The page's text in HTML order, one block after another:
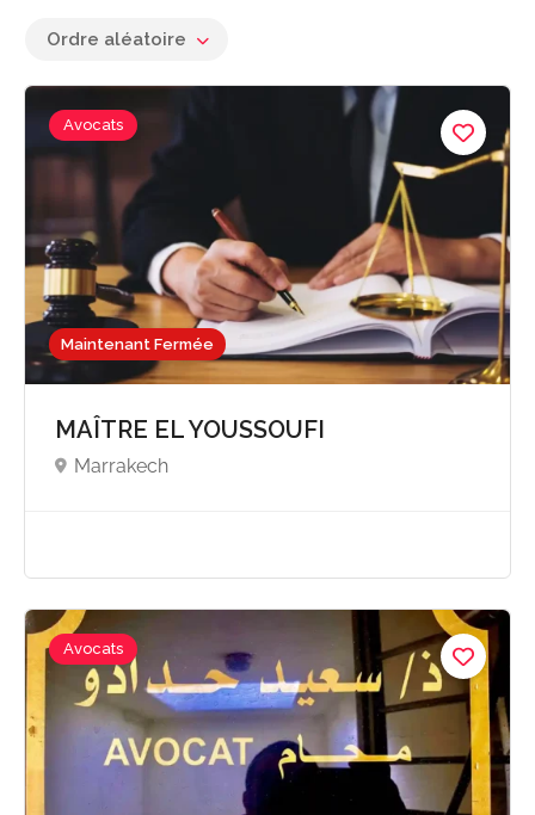
Ordre aléatoire
Maintenant Fermée
Avocats
MAÎTRE EL YOUSSOUFI
Marrakech
Avocats